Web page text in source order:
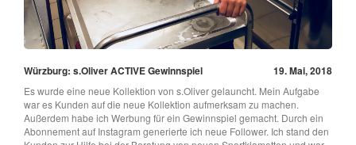
Würzburg: s.Oliver ACTIVE Gewinnspiel 19. Mai, 2018
Es wurde eine neue Kollektion von s.Oliver gelauncht. Mein Aufgabe
war es Kunden auf die neue Kollektion aufmerksam zu machen.
Außerdem habe ich Werbung für ein Gewinnspiel gemacht. Durch ein
Abonnement auf Instagram generierte ich neue Follower. Ich stand den